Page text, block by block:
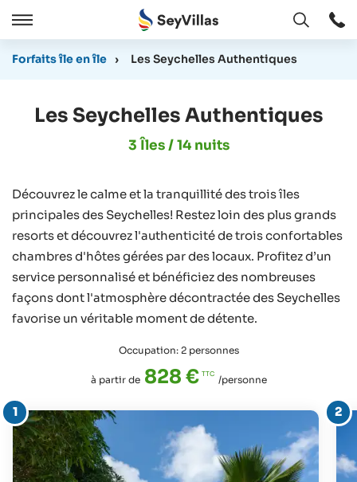
Cermer
Ouvert
Forfaits île en île › Les Seychelles Authentiques
Les Seychelles Authentiques
3 Îles / 14 nuits
Découvrez le calme et la tranquillité des trois îles
principales des Seychelles! Restez loin des plus grands
resorts et découvrez l'authenticité de trois confortables
chambres d'hôtes gérées par des locaux. Profitez d’un
service personnalisé et bénéficiez des nombreuses
façons dont l'atmosphère décontractée des Seychelles
favorise un véritable moment de détente.
Occupation: 2 personnes
à partir de 828 € /personne